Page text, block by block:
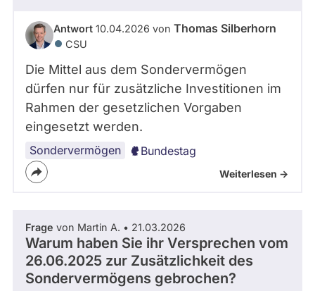
Antwort 10.04.2026 von Thomas Silberhorn
CSU
Die Mittel aus dem Sondervermögen
dürfen nur für zusätzliche Investitionen im
Rahmen der gesetzlichen Vorgaben
eingesetzt werden.
Sondervermögen Bundestag
Weiterlesen ->
Frage von Martin A. • 21.03.2026
Warum haben Sie ihr Versprechen vom
26.06.2025 zur Zusätzlichkeit des
Sondervermögens gebrochen?